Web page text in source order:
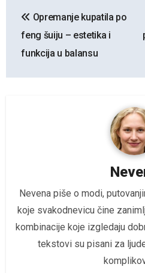
članka
Opremanje kupatila po
feng šuiju – estetika i
funkcija u balansu
Nevena piše o modi,
koje svakodnevicu čine
kombinacije koje izgledaju
tekstovi su pisani za